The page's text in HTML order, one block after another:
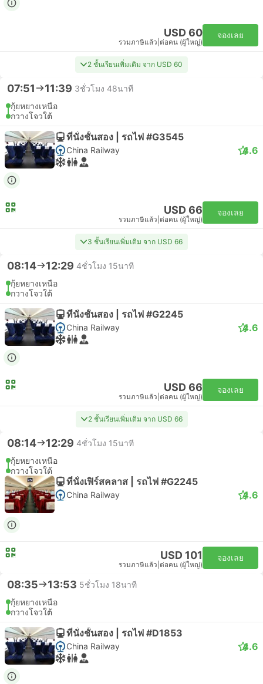
USD 60
รวมภาษีแล้ว ต่อคน (ผู้ใหญ่)
จองเลย
2 ชั้นเรียนเพิ่มเติม จาก USD 60
07:51 11:39 3ชั่วโมง 48นาที
กุ้ยหยางเหนือ
กวางโจวใต้
ที่นั่งชั้นสอง | รถไฟ #G3545
China Railway 4.6
USD 66
รวมภาษีแล้ว ต่อคน (ผู้ใหญ่)
จองเลย
3 ชั้นเรียนเพิ่มเติม จาก USD 66
08:14 12:29 4ชั่วโมง 15นาที
กุ้ยหยางเหนือ
กวางโจวใต้
ที่นั่งชั้นสอง | รถไฟ #G2245
China Railway 4.6
USD 66
รวมภาษีแล้ว ต่อคน (ผู้ใหญ่)
จองเลย
2 ชั้นเรียนเพิ่มเติม จาก USD 66
08:14 12:29 4ชั่วโมง 15นาที
กุ้ยหยางเหนือ
กวางโจวใต้
ที่นั่งเฟิร์สคลาส | รถไฟ #G2245
China Railway 4.6
USD 101
รวมภาษีแล้ว ต่อคน (ผู้ใหญ่)
จองเลย
08:35 13:53 5ชั่วโมง 18นาที
กุ้ยหยางเหนือ
กวางโจวใต้
ที่นั่งชั้นสอง | รถไฟ #D1853
China Railway 4.6